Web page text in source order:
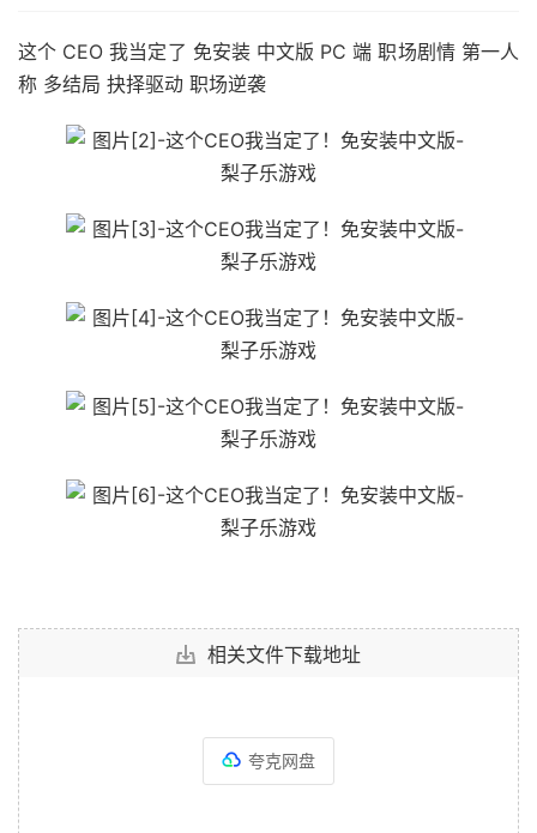
这个 CEO 我当定了 免安装 中文版 PC 端 职场剧情 第一人
称 多结局 抉择驱动 职场逆袭
相关文件下载地址
夸克网盘